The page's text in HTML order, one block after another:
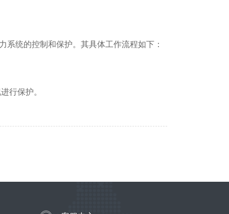
统的控制和保护。其具体工作流程如下：
行保护。